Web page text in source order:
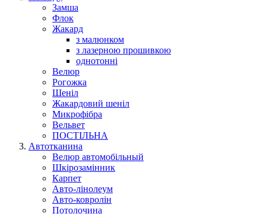
Замша
Флок
Жакард
з малюнком
з лазерною прошивкою
однотонні
Велюр
Рогожка
Шеніл
Жакардовий шеніл
Микрофібра
Вельвет
ПОСТІЛЬНА
Автотканина
Велюр автомобільный
Шкірозамінник
Карпет
Авто-лінолеум
Авто-ковролін
Потолочина